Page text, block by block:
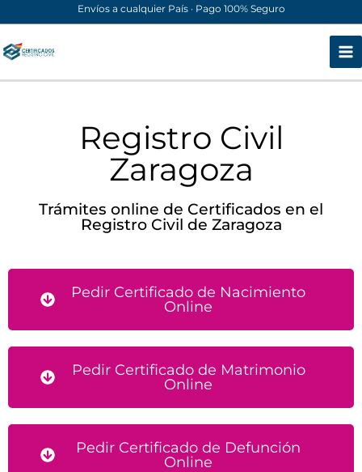
al
contenido
Envíos a cualquier País · Pago 100% Seguro
Registro Civil
Zaragoza
Trámites online de Certificados en el
Registro Civil de Zaragoza
Pedir Certificado de Nacimiento
Online
Pedir Certificado de Matrimonio
Online
Pedir Certificado de Defunción
Online